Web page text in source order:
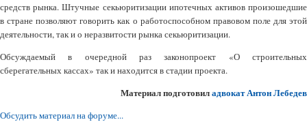
средств рынка. Штучные секьюритизации ипотечных активов произошедшие
в стране позволяют говорить как о работоспособном правовом поле для этой
деятельности, так и о неразвитости рынка секьюритизации.
Обсуждаемый в очередной раз законопроект «О строительных
сберегательных кассах» так и находится в стадии проекта.
Материал подготовиладвокатАнтон Лебедев
Обсудить материал на форуме...